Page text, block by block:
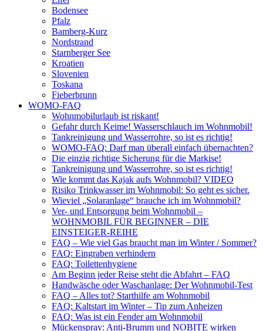
Bodensee
Pfalz
Bamberg-Kurz
Nordstrand
Starnberger See
Kroatien
Slovenien
Toskana
Fieberbrunn
WOMO-FAQ
Wohnmobilurlaub ist riskant!
Gefahr durch Keime! Wasserschlauch im Wohnmobil!
Tankreinigung und Wasserrohre, so ist es richtig!
WOMO-FAQ: Darf man überall einfach übernachten?
Die einzig richtige Sicherung für die Markise!
Tankreinigung und Wasserrohre, so ist es richtig!
Wie kommt das Kajak aufs Wohnmobil? VIDEO
Risiko Trinkwasser im Wohnmobil: So geht es sicher.
Wieviel „Solaranlage“ brauche ich im Wohnmobil?
Ver- und Entsorgung beim Wohnmobil –
WOHNMOBIL FÜR BEGINNER – DIE
EINSTEIGER-REIHE
FAQ – Wie viel Gas braucht man im Winter / Sommer?
FAQ: Eingraben verhindern
FAQ: Toilettenhygiene
Am Beginn jeder Reise steht die Abfahrt – FAQ
Handwäsche oder Waschanlage: Der Wohnmobil-Test
FAQ – Alles tot? Starthilfe am Wohnmobil
FAQ: Kaltstart im Winter – Tip zum Anheizen
FAQ: Was ist ein Fender am Wohnmobil
Mückenspray: Anti-Brumm und NOBITE wirken